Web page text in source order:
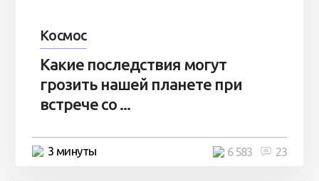
Космос
Какие последствия могут
грозить нашей планете при
встрече со ...
3 минуты 23
6 583